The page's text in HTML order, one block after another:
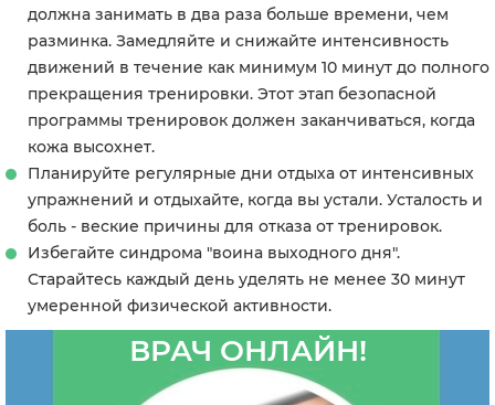
должна занимать в два раза больше времени, чем
разминка. Замедляйте и снижайте интенсивность
движений в течение как минимум 10 минут до полного
прекращения тренировки. Этот этап безопасной
программы тренировок должен заканчиваться, когда
кожа высохнет.
Планируйте регулярные дни отдыха от интенсивных
упражнений и отдыхайте, когда вы устали. Усталость и
боль - веские причины для отказа от тренировок.
Избегайте синдрома "воина выходного дня".
Старайтесь каждый день уделять не менее 30 минут
умеренной физической активности.
ВРАЧ ОНЛАЙН!